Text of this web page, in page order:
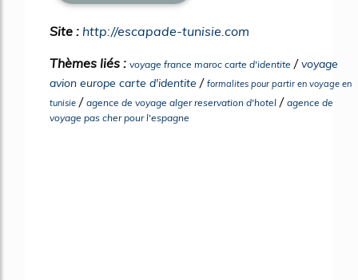
Site : http://escapade-tunisie.com
Thèmes liés : voyage france maroc carte d'identite /voyage
avion europe carte d'identite / formalites pour partir en voyage en
tunisie / agence de voyage alger reservation d'hotel / agence de
voyage pas cher pour l'espagne